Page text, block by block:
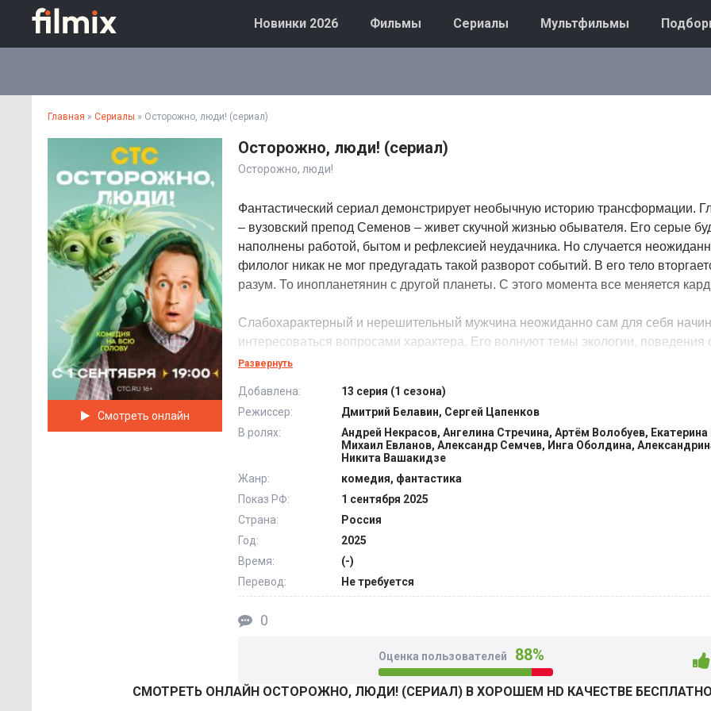
Новинки 2026 Фильмы Сериалы Мультфильмы
Главная » Сериалы » Осторожно, люди! (сериал)
Смотреть онлайн
Осторожно, люди! (сериал)
Осторожно, люди!
Фантастический сериал демонстрирует необычную историю трансформации.
– вузовский препод Семенов – живет скучной жизнью обывателя. Его серые
наполнены работой, бытом и рефлексией неудачника. Но случается
филолог никак не мог предугадать такой разворот событий. В его тело
разум. То инопланетянин с другой планеты. С этого момента все меняется
Слабохарактерный и нерешительный мужчина неожиданно сам для себя
интересоваться вопросами характера. Его волнуют темы экологии,
людей, использование недр Земли. Цивилизация пришельца использует нефть
конец света и спешит покинуть планету «неразумных» людей, но это сделать не
его планы вмешиваются непредвиденные обстоятельства, казусы, бывшая
сотрудники по работе… @Filmix.fan
Развернуть
Добавлена:
13 серия (1 сезона)
Режиссер:
Дмитрий Белавин, Сергей Цапенков
В ролях:
Андрей Некрасов, Ангелина Стречина, Артём Волобуев, Екатерина
Михаил Евланов, Александр Семчев, Инга Оболдина,
Никита Вашакидзе
Жанр:
комедия, фантастика
Показ РФ:
1 сентября 2025
Страна:
Россия
Год:
2025
Время:
(-)
Перевод:
Не требуется
0
Оценка пользователей 88%
СМОТРEТЬ ОНЛАЙН ОСТОРОЖНО, ЛЮДИ! (СЕРИАЛ) В ХОРОШЕМ HD КАЧЕСТВЕ БЕСПЛАТНО